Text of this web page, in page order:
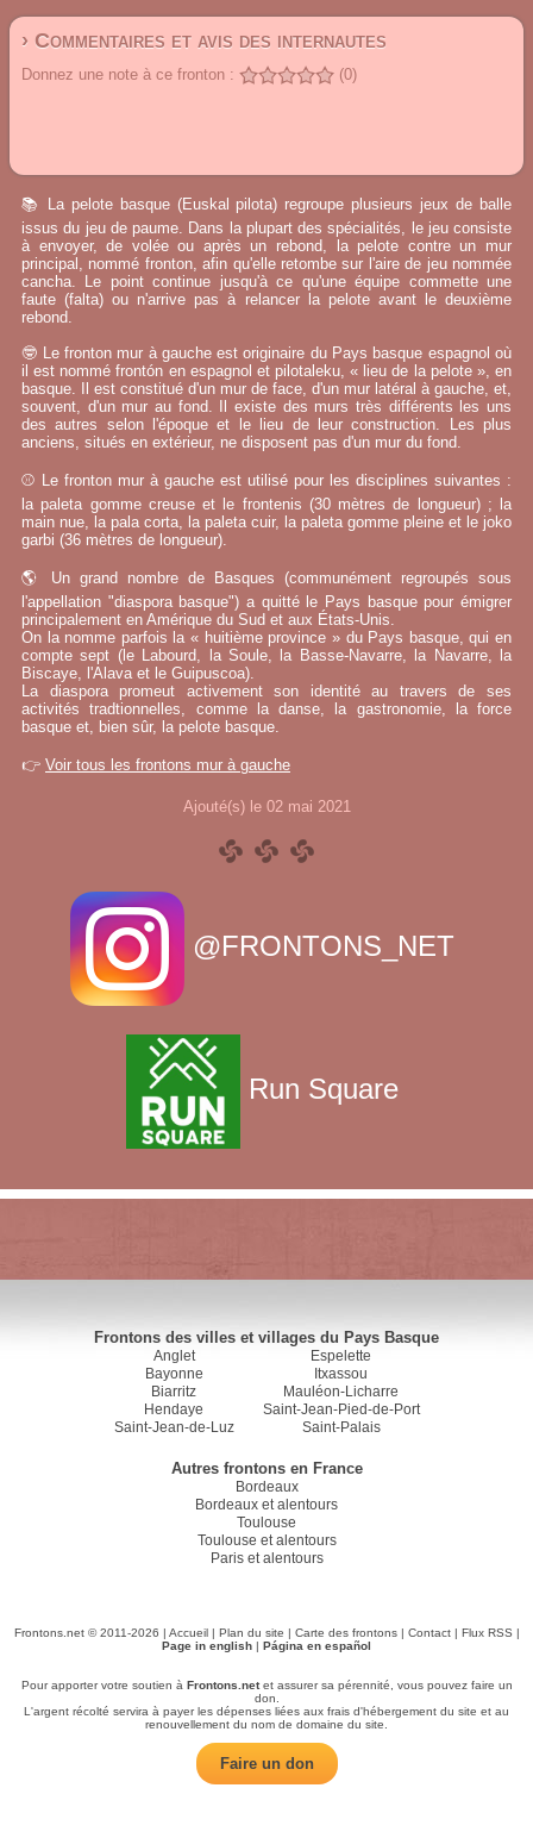
› Commentaires et avis des internautes
Donnez une note à ce fronton : (0)
📚 La pelote basque (Euskal pilota) regroupe plusieurs jeux de balle
issus du jeu de paume. Dans la plupart des spécialités, le jeu consiste
à envoyer, de volée ou après un rebond, la pelote contre un mur
principal, nommé fronton, afin qu'elle retombe sur l'aire de jeu nommée
cancha. Le point continue jusqu'à ce qu'une équipe commette une
faute (falta) ou n'arrive pas à relancer la pelote avant le deuxième
rebond.
🤓 Le fronton mur à gauche est originaire du Pays basque espagnol où
il est nommé frontón en espagnol et pilotaleku, « lieu de la pelote », en
basque. Il est constitué d'un mur de face, d'un mur latéral à gauche, et,
souvent, d'un mur au fond. Il existe des murs très différents les uns
des autres selon l'époque et le lieu de leur construction. Les plus
anciens, situés en extérieur, ne disposent pas d'un mur du fond.
⚾ Le fronton mur à gauche est utilisé pour les disciplines suivantes :
la paleta gomme creuse et le frontenis (30 mètres de longueur) ; la
main nue, la pala corta, la paleta cuir, la paleta gomme pleine et le joko
garbi (36 mètres de longueur).
🌎 Un grand nombre de Basques (communément regroupés sous
l'appellation "diaspora basque") a quitté le Pays basque pour émigrer
principalement en Amérique du Sud et aux États-Unis.
On la nomme parfois la « huitième province » du Pays basque, qui en
compte sept (le Labourd, la Soule, la Basse-Navarre, la Navarre, la
Biscaye, l'Alava et le Guipuscoa).
La diaspora promeut activement son identité au travers de ses
activités tradtionnelles, comme la danse, la gastronomie, la force
basque et, bien sûr, la pelote basque.
👉 Voir tous les frontons mur à gauche
Ajouté(s) le 02 mai 2021
@FRONTONS_NET
Run Square
Frontons des villes et villages du Pays Basque
Anglet
Bayonne
Biarritz
Hendaye
Saint-Jean-de-Luz
Espelette
Itxassou
Mauléon-Licharre
Saint-Jean-Pied-de-Port
Saint-Palais
Autres frontons en France
Bordeaux
Bordeaux et alentours
Toulouse
Toulouse et alentours
Paris et alentours
Frontons.net © 2011-2026 | Accueil| Plan du site | Carte des frontons| Contact| Flux RSS |
Page in english | Página en español
Pour apporter votre soutien à Frontons.netet assurer sa pérennité, vous pouvez faire un
don.
L'argent récolté servira à payer les dépenses liées aux frais d'hébergement du site et au
renouvellement du nom de domaine du site.
Faire un don